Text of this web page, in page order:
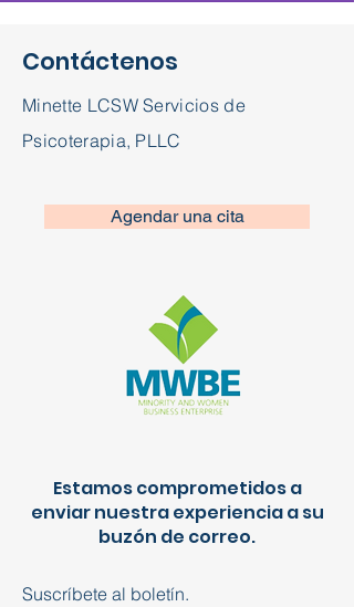
Contáctenos
Minette LCSW Servicios de
Psicoterapia, PLLC
Agendar una cita
Estamos comprometidos a
enviar nuestra experiencia a su
buzón de correo.
Suscríbete al boletín.